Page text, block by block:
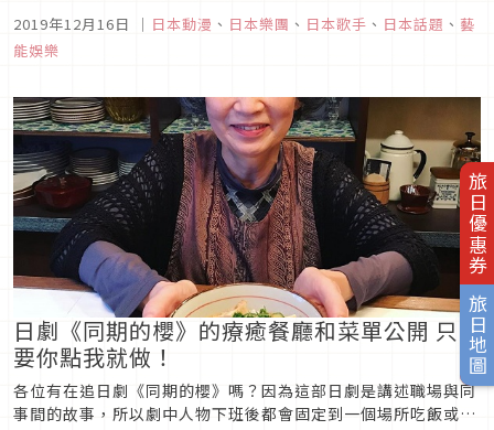
旅日優惠券
旅日地圖
師、LiSA等日本一線音樂人合作。第4季在今年10月開播，片
頭・片尾曲分別採用了BLUE ENCOUNT、酸欠少女SAYURI...
2019年12月16日 ｜ 日本動漫 、 日本樂團 、 日本歌手 、 日本話題 、 藝
能娛樂
日劇《同期的櫻》的療癒餐廳和菜單公開 只
要你點我就做！
各位有在追日劇《同期的櫻》嗎？因為這部日劇是講述職場與同
事間的故事，所以劇中人物下班後都會固定到一個場所吃飯或聊